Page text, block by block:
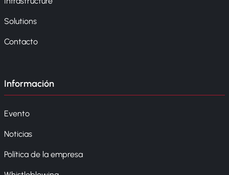
Solutions
Contacto
Información
Evento
Noticias
Política de la empresa